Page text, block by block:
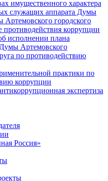
имущественного характера
служащих аппарата Думы
городского
противодействия коррупции
исполнении плана
Артемовского
по противодействию
практики по
коррупции
экспертиза
Россия»